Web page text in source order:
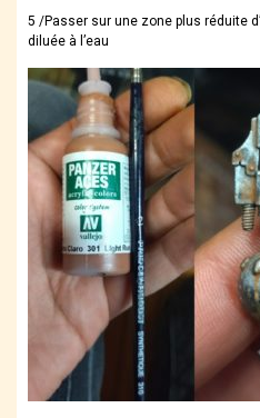
5 /Passer sur une zone plus réduite
diluée à l’eau